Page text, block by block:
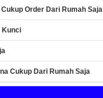
Order Dari Rumah Saja
Kunci
Cukup Dari Rumah Saja